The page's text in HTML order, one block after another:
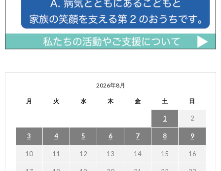
2026年8月
月 火 水 木 金 土 日
1 2
3 4 5 6 7 8 9
10 11 12 13 14 15 16